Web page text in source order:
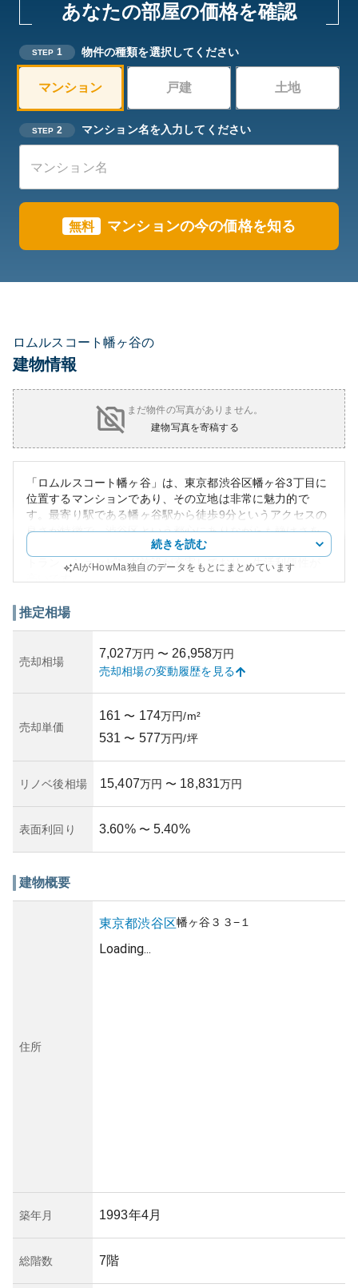
あなたの部屋の価格を確認
STEP 1 物件の種類を選択してください
マンション 戸建 土地
STEP 2 マンション名を入力してください
無料 マンションの今の価格を知る
ロムルスコート幡ヶ谷の
建物情報
まだ物件の写真がありません。
建物写真を寄稿する
「ロムルスコート幡ヶ谷」は、東京都渋谷区幡ヶ谷3丁目に
位置するマンションであり、その立地は非常に魅力的で
す。最寄り駅である幡ヶ谷駅から徒歩9分というアクセスの
良さが特徴で、渋谷区という都心にありながらも静けさを
兼ね備えた地域に位置しています。周辺にはカフェやレス
トラン、ショッピング施設が充実しており、生活利便性が
り、シンプルながらも洗練された印象を与えます。構造的
資産性の観点から見ると、都心へのアクセスの良さや渋谷
区というロケーションの強みから、将来的な価値上昇や安
定性が期待できます。ただし、都心部における物価の変動
立てることが重要です。
所有リスクの側面では、賃貸や売却の際の相場変動や、マ
も、所有リスクを軽減するための重要な要素です。
に詳しく確認する価値があります。
続きを読む
AIがHowMa独自のデータをもとにまとめています
推定相場
売却相場
7,027万円 〜 26,958万円
売却相場の変動履歴を見る
売却単価
161 〜 174万円/m²
531 〜 577万円/坪
リノベ後相場 15,407万円 〜 18,831万円
表面利回り 3.60% 〜 5.40%
建物概要
住所
東京都渋谷区幡ヶ谷３３−１
Loading...
築年月 1993年4月
総階数 7階